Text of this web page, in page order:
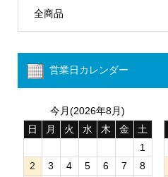
全商品
営業日カレンダー
今月(2026年8月)
日
月 火 水 木 金
土
1
2
3 4 5 6 7
8